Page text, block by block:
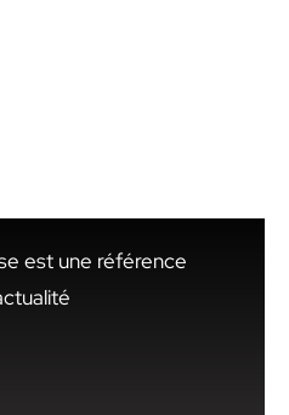
est une référence